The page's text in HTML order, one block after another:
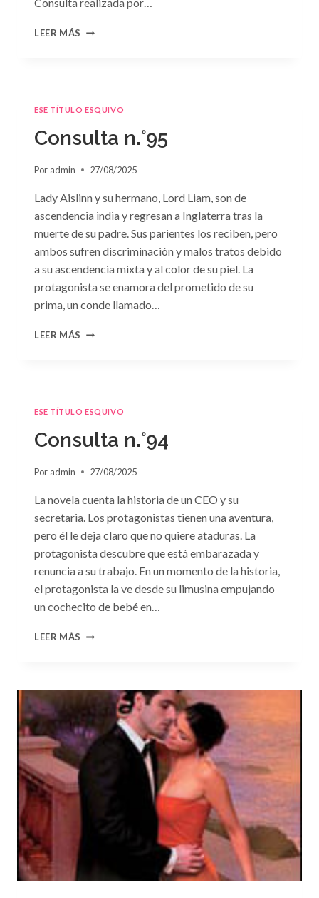
LEER MÁS CONSULTA
ESE TÍTULO ESQUIVO
Consulta n.°95
Por admin 27/08/2025
Lady Aislinn y su hermano, Lord Liam, son de
ascendencia india y regresan a Inglaterra tras la
muerte de su padre. Sus parientes los reciben, pero
ambos sufren discriminación y malos tratos debido
a su ascendencia mixta y al color de su piel. La
protagonista se enamora del prometido de su
prima, un conde llamado…
LEER MÁS CONSULTA
ESE TÍTULO ESQUIVO
Consulta n.°94
Por admin 27/08/2025
La novela cuenta la historia de un CEO y su
secretaria. Los protagonistas tienen una aventura,
pero él le deja claro que no quiere ataduras. La
protagonista descubre que está embarazada y
renuncia a su trabajo. En un momento de la historia,
el protagonista la ve desde su limusina empujando
un cochecito de bebé en…
LEER MÁS CONSULTA